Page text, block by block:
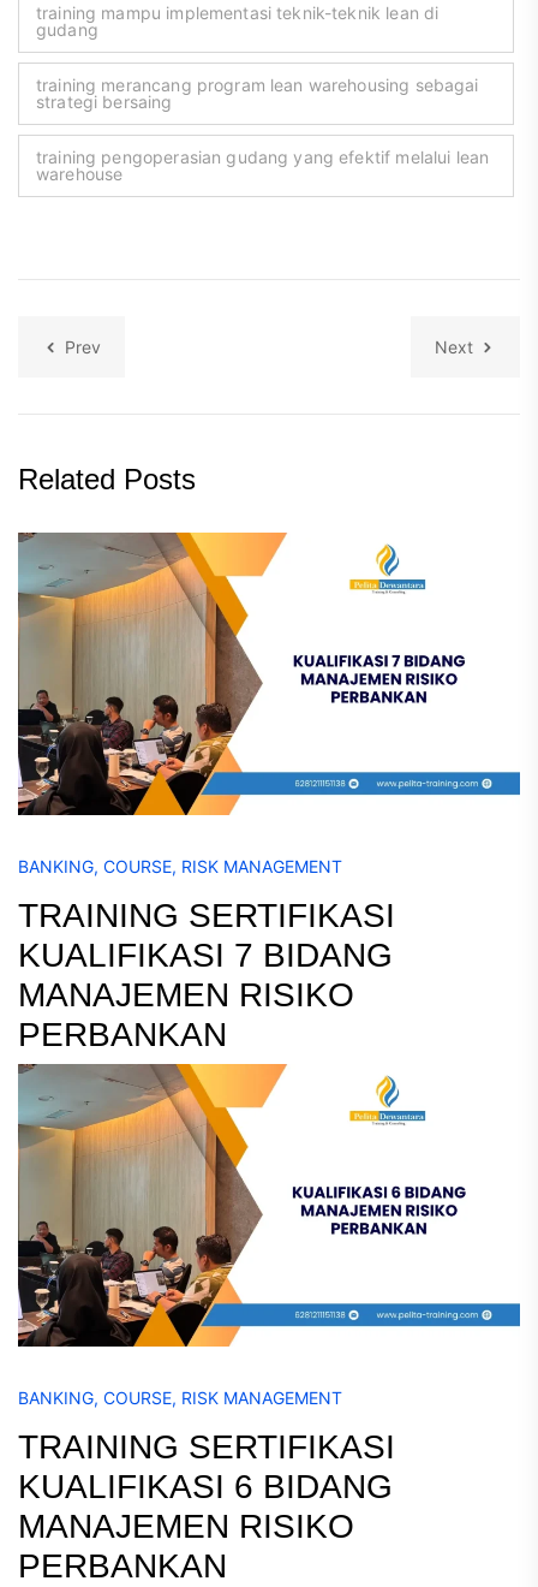
training mampu implementasi teknik-teknik lean di
gudang
training merancang program lean warehousing sebagai
strategi bersaing
training pengoperasian gudang yang efektif melalui lean
warehouse
Prev Next
Related Posts
BANKING, COURSE, RISK MANAGEMENT
TRAINING SERTIFIKASI
KUALIFIKASI 7 BIDANG
MANAJEMEN RISIKO
PERBANKAN
BANKING, COURSE, RISK MANAGEMENT
TRAINING SERTIFIKASI
KUALIFIKASI 6 BIDANG
MANAJEMEN RISIKO
PERBANKAN